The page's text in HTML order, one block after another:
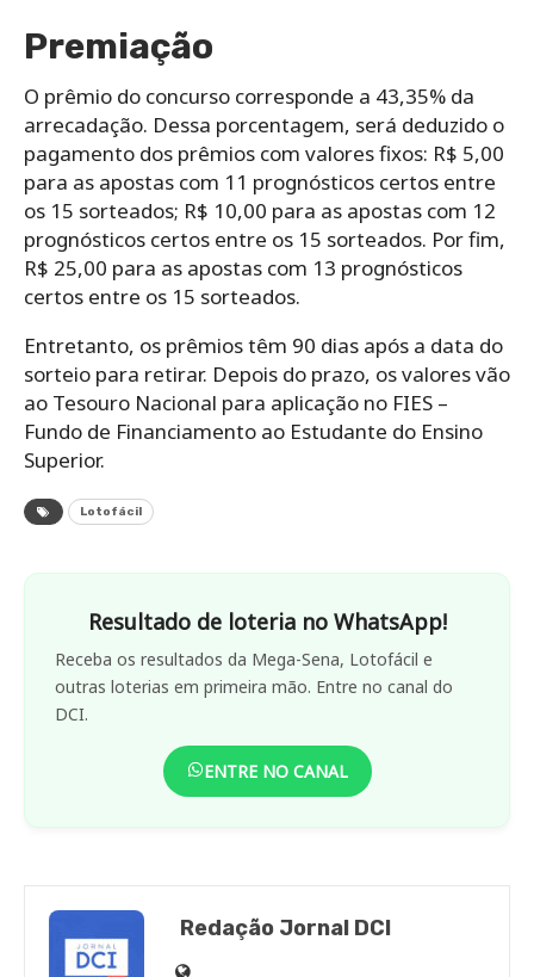
Premiação
O prêmio do concurso corresponde a 43,35% da
arrecadação. Dessa porcentagem, será deduzido o
pagamento dos prêmios com valores fixos: R$ 5,00
para as apostas com 11 prognósticos certos entre
os 15 sorteados; R$ 10,00 para as apostas com 12
prognósticos certos entre os 15 sorteados. Por fim,
R$ 25,00 para as apostas com 13 prognósticos
certos entre os 15 sorteados.
Entretanto, os prêmios têm 90 dias após a data do
sorteio para retirar. Depois do prazo, os valores vão
ao Tesouro Nacional para aplicação no FIES –
Fundo de Financiamento ao Estudante do Ensino
Superior.
Lotofácil
Resultado de loteria no WhatsApp!
Receba os resultados da Mega-Sena, Lotofácil e
outras loterias em primeira mão. Entre no canal do
DCI.
ENTRE NO CANAL
Redação Jornal DCI
Site